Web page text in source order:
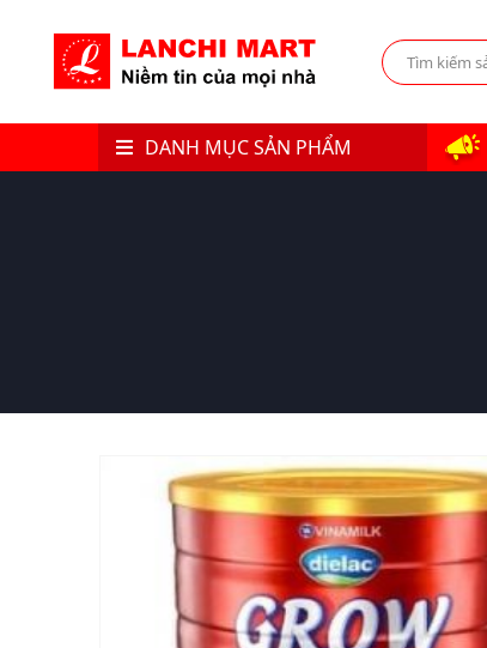
DANH MỤC SẢN PHẨM